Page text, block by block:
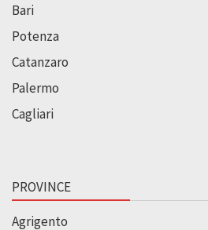
Bari
Potenza
Catanzaro
Palermo
Cagliari
PROVINCE
Agrigento